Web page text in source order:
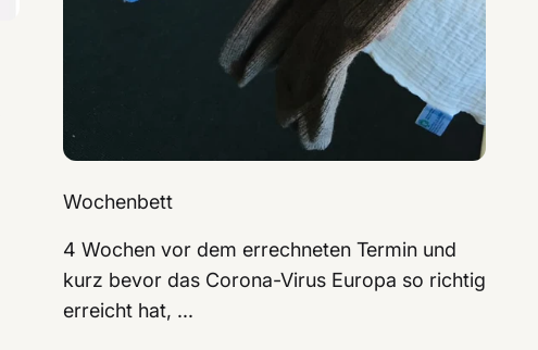
Wochenbett
4 Wochen vor dem errechneten Termin und
kurz bevor das Corona-Virus Europa so richtig
erreicht hat, ...